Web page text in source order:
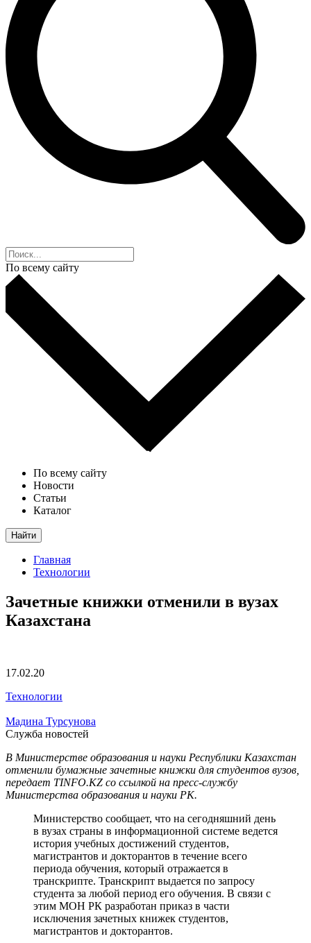
По всему сайту
По всему сайту
Новости
Статьи
Каталог
Найти
Главная
Технологии
Зачетные книжки отменили в вузах
Казахстана
17.02.20
Технологии
Мадина Турсунова
Служба новостей
В Министерстве образования и науки Республики Казахстан
отменили бумажные зачетные книжки для студентов вузов,
передает TINFO.KZ со ссылкой на пресс-службу
Министерства образования и науки РК.
Министерство сообщает, что на сегодняшний день
в вузах страны в информационной системе ведется
история учебных достижений студентов,
магистрантов и докторантов в течение всего
периода обучения, который отражается в
транскрипте. Транскрипт выдается по запросу
студента за любой период его обучения. В связи с
этим МОН РК разработан приказ в части
исключения зачетных книжек студентов,
магистрантов и докторантов.